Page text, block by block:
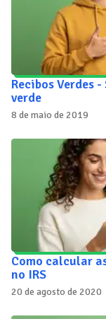
Recibos Verdes
verde
8 de maio de 2019
Como calcular
no IRS
20 de agosto de 2020